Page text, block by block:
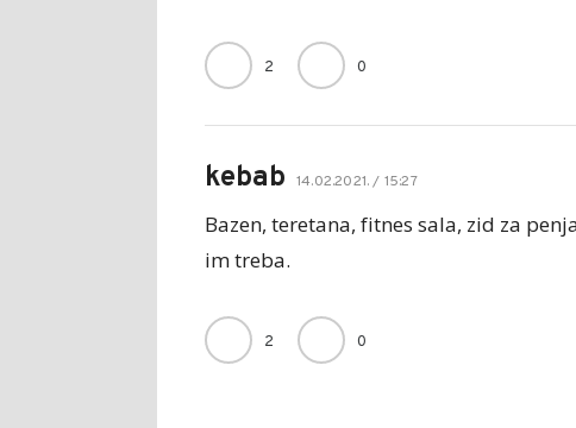
2 0
kebab 14.02.2021. / 15:27
Bazen, teretana, fitnes sala, zid za
im treba.
2 0